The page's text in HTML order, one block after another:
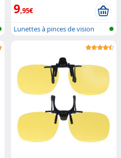
9,95€
Lunettes à pinces de vision